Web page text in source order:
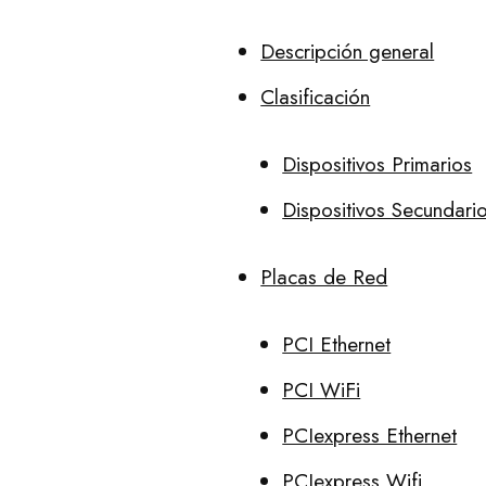
Descripción general
Clasificación
Dispositivos Primarios
Dispositivos
Placas de Red
PCI Ethernet
PCI WiFi
PCIexpress Ethernet